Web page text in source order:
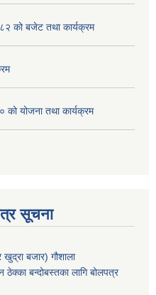
को बजेट तथा कार्यक्रम
को योजना तथा कार्यक्रम
सूचना
बजार) गौशाला
बन्दोबस्तका लागि बोलपत्र